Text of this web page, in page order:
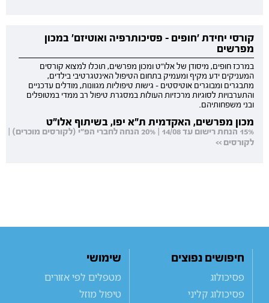
קורסי יחידת 'חופים - פסיכותרפיה ואוטיזם' במכון
מפרשים
במרכז חופים, מיסודן של אלו"ט ומכון מפרשים, תוכלו למצוא קורסים
המעניקים ידע מקיף ומעמיק בתחום הטיפול האינטגרטיבי בילדים,
מתבגרים ומבוגרים אוטיסטים - גישות טיפוליות מגוונות, מודלים עדכניים
והתערבויות לסוגיות מרכזיות העולות במסגרת טיפול רב ממדי במטופלים
ובני משפחותיהם.
מכון מפרשים, האקדמית ת"א יפו, בשיתוף אלו"ט
15% הנחת רישום עד 14/08 | 20% הנחה לחברי הפ"י (לקורסים מוכרים) |
לקורסים >>
חיפושים נפוצים
פסיכולוג
פסיכולוג קליני
שימושי
מטפלים לפי אזורים
טיפול מוזל